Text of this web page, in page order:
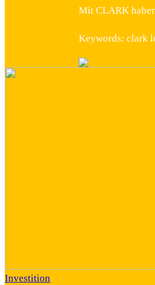
Mit CLARK
Keywords: clark
Investition